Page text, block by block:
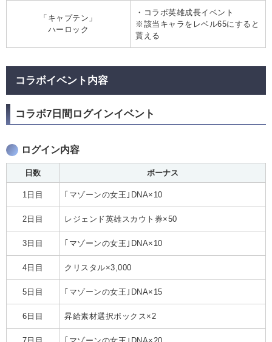
「キャプテン」
ハーロック
・コラボ英雄成長イベント
※該当キャラをレベル65にすると
貰える
コラボイベント内容
コラボ7日間ログインイベント
ログイン内容
日数 ボーナス
1日目 ｢マゾーンの女王｣DNA×10
2日目 レジェンド英雄スカウト券×50
3日目 ｢マゾーンの女王｣DNA×10
4日目 クリスタル×3,000
5日目 ｢マゾーンの女王｣DNA×15
6日目 昇給素材選択ボックス×2